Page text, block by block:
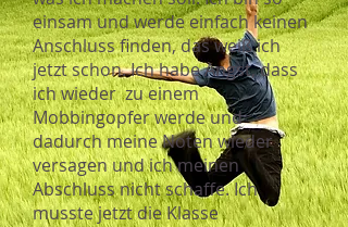
einsam und werde einfach keinen
Anschluss finden, das weiß ich
jetzt schon. Ich habe Angst, dass
ich wieder zu einem
Mobbingopfer werde und
dadurch meine Noten wieder
versagen und ich meinen
Abschluss nicht schaffe. Ich
musste jetzt die Klasse